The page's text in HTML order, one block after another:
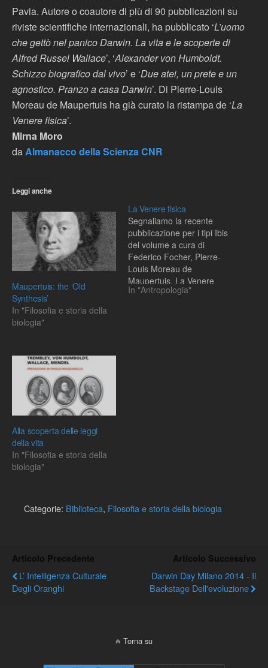
Pavia. Autore o coautore di più di 90 pubblicazioni su
riviste scientifiche internazionali, ha pubblicato ‘L’uomo
che gettò nel panico Darwin. La vita e le scoperte di
Alfred Russel Wallace’, ‘Alexander von Humboldt.
Schizzo biografico dal vivo’ e ‘Due atei, un prete e un
agnostico. Pranzo a casa Darwin’. Di Pierre-Louis
Moreau de Maupertuis ha già curato la ristampa de ‘La
Venere fisica’.
Mirna Moro
daAlmanacco della Scienza CNR
Leggi anche
Maupertuis: the ‘Old
Synthesis’
In "Filosofia e storia della
biologia"
La Venere fisica
Segnaliamo la recente
pubblicazione per i tipi Ibis
del volume a cura di
Federico Focher, Pierre-
Louis Moreau de
Maupertuis, La Venere
fisica, Ibis, Pavia 2003.
In "Antropologia"
Alla scoperta delle leggi
della vita
In "Filosofia e storia della
biologia"
Categorie: Biblioteca, Filosofia e storia della biologia
Articolo Precedente
L’ Intelligenza Culturale
Degli Oranghi
Articolo Successivo
Darwin Day Milano 2014 - Il
Backstage Dell'evoluzione
Torna su